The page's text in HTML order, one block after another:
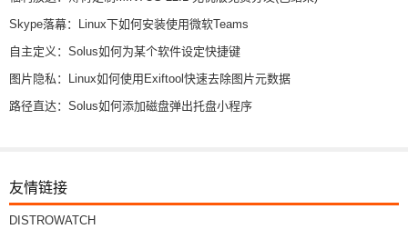
Skype落幕：Linux下如何安装使用微软Teams
自主定义：Solus如何为某个软件设定快捷键
图片隐私：Linux如何使用Exiftool快速去除图片元数据
路径直达：Solus如何添加磁盘弹出托盘小程序
友情链接
DISTROWATCH